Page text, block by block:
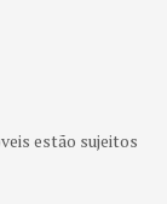
estão sujeitos